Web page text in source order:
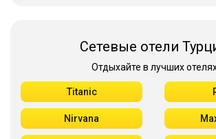
Сетевые отели
Отдыхайте в лучших
Titanic
Nirvana